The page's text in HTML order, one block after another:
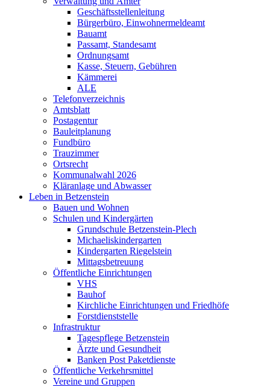
Geschäftsstellenleitung
Bürgerbüro, Einwohnermeldeamt
Bauamt
Passamt, Standesamt
Ordnungsamt
Kasse, Steuern, Gebühren
Kämmerei
ALE
Telefonverzeichnis
Amtsblatt
Postagentur
Bauleitplanung
Fundbüro
Trauzimmer
Ortsrecht
Kommunalwahl 2026
Kläranlage und Abwasser
Leben in Betzenstein
Bauen und Wohnen
Schulen und Kindergärten
Grundschule Betzenstein-Plech
Michaeliskindergarten
Kindergarten Riegelstein
Mittagsbetreuung
Öffentliche Einrichtungen
VHS
Bauhof
Kirchliche Einrichtungen und Friedhöfe
Forstdienststelle
Infrastruktur
Tagespflege Betzenstein
Ärzte und Gesundheit
Banken Post Paketdienste
Öffentliche Verkehrsmittel
Vereine und Gruppen